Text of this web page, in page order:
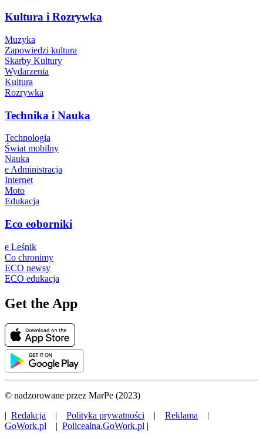
Kultura i Rozrywka
Muzyka
Zapowiedzi kultura
Skarby Kultury
Wydarzenia
Kultura
Rozrywka
Technika i Nauka
Technologia
Świat mobilny
Nauka
e Administracja
Internet
Moto
Edukacja
Eco eoborniki
e Leśnik
Co chronimy
ECO newsy
ECO edukacja
Get the App
© nadzorowane przez MarPe (2023)
| Redakcja | Polityka prywatności | Reklama |
GoWork.pl | Policealna.GoWork.pl |